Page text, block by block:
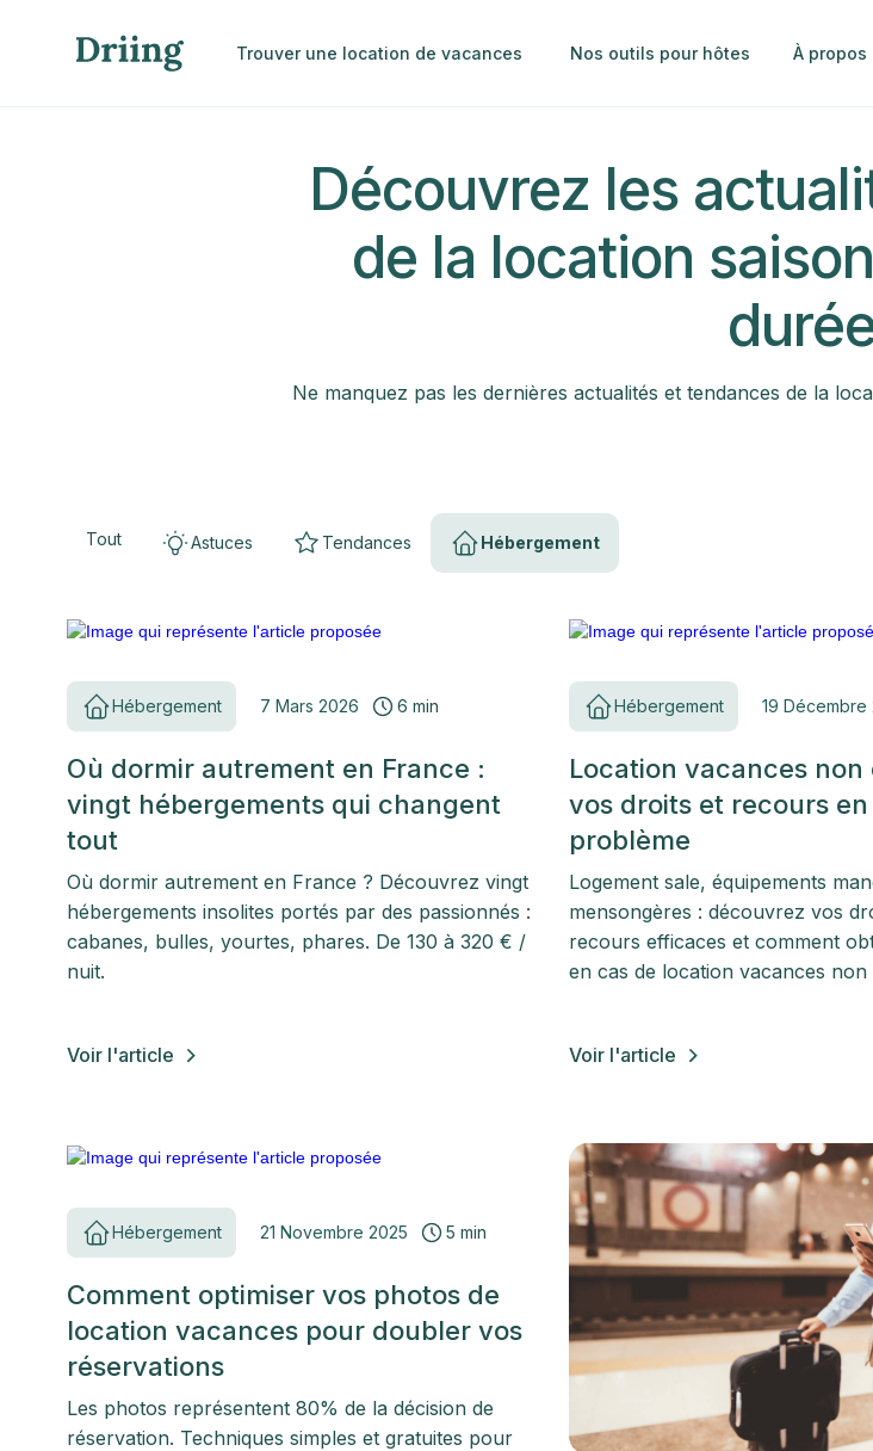
Trouver une location de vacances Nos outils pour hôtes À propos
Découvrez les
de la location
Ne manquez pas les dernières actualités et tendances de la
Tout Astuces Tendances Hébergement
Hébergement 7 Mars 2026 6 min
Où dormir autrement en France :
vingt hébergements qui changent
tout
Où dormir autrement en France ? Découvrez vingt
hébergements insolites portés par des passionnés :
cabanes, bulles, yourtes, phares. De 130 à 320 € /
nuit.
Voir l'article
Hébergement 19 Décembre
Location vacances non
vos droits et recours
problème
Logement sale, équipements
mensongères : découvrez vos
recours efficaces et comment
en cas de location vacances
Voir l'article
Hébergement 21 Novembre 2025 5 min
Comment optimiser vos photos de
location vacances pour doubler vos
réservations
Les photos représentent 80% de la décision de
réservation. Techniques simples et gratuites pour